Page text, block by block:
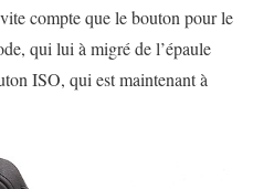
compte que le bouton pour le
qui lui à migré de l’épaule
ISO, qui est maintenant à